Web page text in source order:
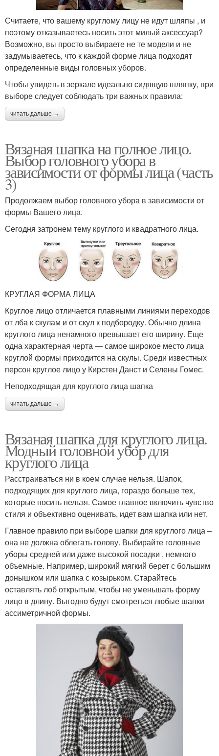
Считаете, что вашему круглому лицу не идут шляпы , и
поэтому отказываетесь носить этот милый аксессуар?
Возможно, вы просто выбираете не те модели и не
задумываетесь, что к каждой форме лица подходят
определенные виды головных уборов.
Чтобы увидеть в зеркале идеально сидящую шляпку, при
выборе следует соблюдать три важных правила:
читать дальше →
Вязаная шапка на полное лицо.
Выбор головного убора в
зависимости от формы лица (часть
3)
Продолжаем выбор головного убора в зависимости от
формы Вашего лица.
Сегодня затронем тему круглого и квадратного лица.
КРУГЛАЯ ФОРМА ЛИЦА
Круглое лицо отличается плавными линиями переходов
от лба к скулам и от скул к подбородку. Обычно длина
круглого лица ненамного превышает его ширину. Еще
одна характерная черта — самое широкое место лица
круглой формы приходится на скулы. Среди известных
персон круглое лицо у Кирстен Данст и Селены Гомес.
Неподходящая для круглого лица шапка
читать дальше →
Вязаная шапка для круглого лица.
Модный головной убор для
круглого лица
Расстраиваться ни в коем случае нельзя. Шапок,
подходящих для круглого лица, гораздо больше тех,
которые носить нельзя. Самое главное включить чувство
стиля и объективно оценивать, идет вам шапка или нет.
Главное правило при выборе шапки для круглого лица –
она не должна облегать голову. Выбирайте головные
уборы средней или даже высокой посадки , немного
объемные. Например, широкий мягкий берет с большим
донышком или шапка с козырьком. Старайтесь
оставлять лоб открытым, чтобы не уменьшать форму
лицо в длину. Выгодно будут смотреться любые шапки
ассиметричной формы.